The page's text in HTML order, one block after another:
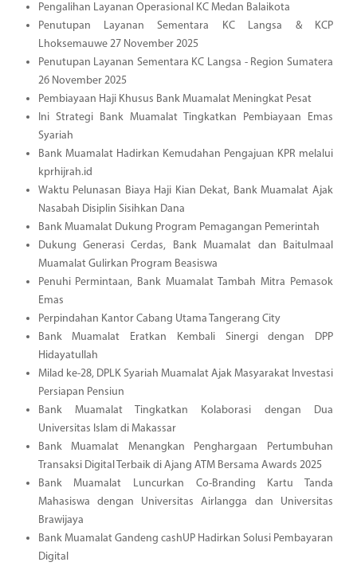
Pengalihan Layanan Operasional KC Medan Balaikota
Penutupan Layanan Sementara KC Langsa & KCP
Lhoksemauwe 27 November 2025
Penutupan Layanan Sementara KC Langsa - Region Sumatera
26 November 2025
Pembiayaan Haji Khusus Bank Muamalat Meningkat Pesat
Ini Strategi Bank Muamalat Tingkatkan Pembiayaan Emas
Syariah
Bank Muamalat Hadirkan Kemudahan Pengajuan KPR melalui
kprhijrah.id
Waktu Pelunasan Biaya Haji Kian Dekat, Bank Muamalat Ajak
Nasabah Disiplin Sisihkan Dana
Bank Muamalat Dukung Program Pemagangan Pemerintah
Dukung Generasi Cerdas, Bank Muamalat dan Baitulmaal
Muamalat Gulirkan Program Beasiswa
Penuhi Permintaan, Bank Muamalat Tambah Mitra Pemasok
Emas
Perpindahan Kantor Cabang Utama Tangerang City
Bank Muamalat Eratkan Kembali Sinergi dengan DPP
Hidayatullah
Milad ke-28, DPLK Syariah Muamalat Ajak Masyarakat Investasi
Persiapan Pensiun
Bank Muamalat Tingkatkan Kolaborasi dengan Dua
Universitas Islam di Makassar
Bank Muamalat Menangkan Penghargaan Pertumbuhan
Transaksi Digital Terbaik di Ajang ATM Bersama Awards 2025
Bank Muamalat Luncurkan Co-Branding Kartu Tanda
Mahasiswa dengan Universitas Airlangga dan Universitas
Brawijaya
Bank Muamalat Gandeng cashUP Hadirkan Solusi Pembayaran
Digital